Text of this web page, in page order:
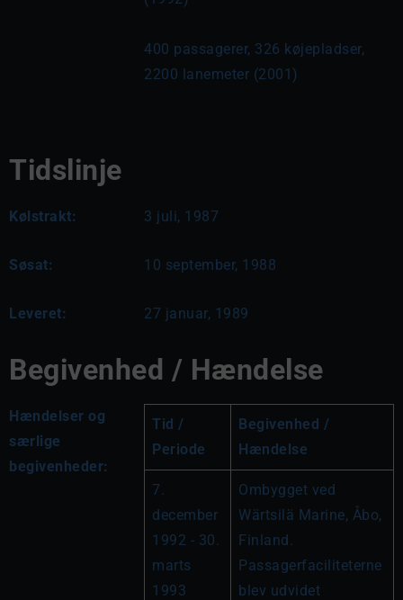
400 passagerer, 326 køjepladser,
2200 lanemeter (2001)
Tidslinje
Kølstrakt: 3 juli, 1987
Søsat: 10 september, 1988
Leveret: 27 januar, 1989
Begivenhed / Hændelse
Hændelser og
særlige
begivenheder:
Tid /
Periode
Begivenhed /
Hændelse
7.
december
1992 - 30.
marts
1993
Ombygget ved
Wärtsilä Marine, Åbo,
Finland.
Passagerfaciliteterne
blev udvidet